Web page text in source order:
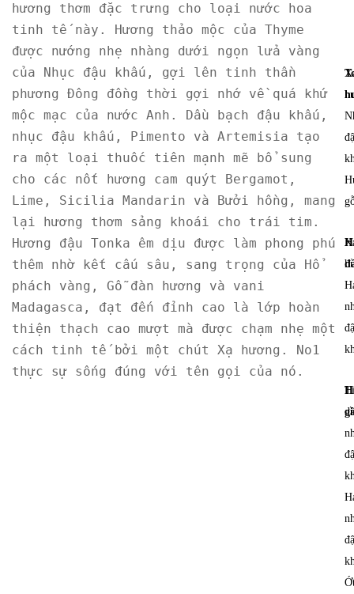
hương thơm đặc trưng cho loại nước hoa
tinh tế này. Hương thảo mộc của Thyme
được nướng nhẹ nhàng dưới ngọn lửa vàng
của Nhục đậu khấu, gợi lên tinh thần
phương Đông đồng thời gợi nhớ về quá khứ
mộc mạc của nước Anh. Dầu bạch đậu khấu,
nhục đậu khấu, Pimento và Artemisia tạo
ra một loại thuốc tiên mạnh mẽ bổ sung
cho các nốt hương cam quýt Bergamot,
Lime, Sicilia Mandarin và Bưởi hồng, mang
lại hương thơm sảng khoái cho trái tim.
Hương đậu Tonka êm dịu được làm phong phú
thêm nhờ kết cấu sâu, sang trọng của Hổ
phách vàng, Gỗ đàn hương và vani
Madagasca, đạt đến đỉnh cao là lớp hoàn
thiện thạch cao mượt mà được chạm nhẹ một
cách tinh tế bởi một chút Xạ hương. No1
thực sự sống đúng với tên gọi của nó.